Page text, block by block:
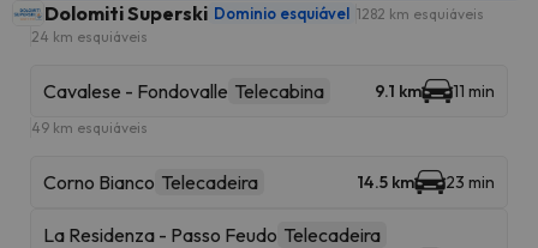
Dolomiti Superski Dominio esquiável 1282 km esquiáveis
24 km esquiáveis
Cavalese - Fondovalle Telecabina 9.1 km 11 min
49 km esquiáveis
Corno Bianco Telecadeira 14.5 km 23 min
La Residenza - Passo Feudo Telecadeira